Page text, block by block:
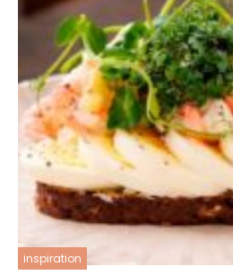
inspiration